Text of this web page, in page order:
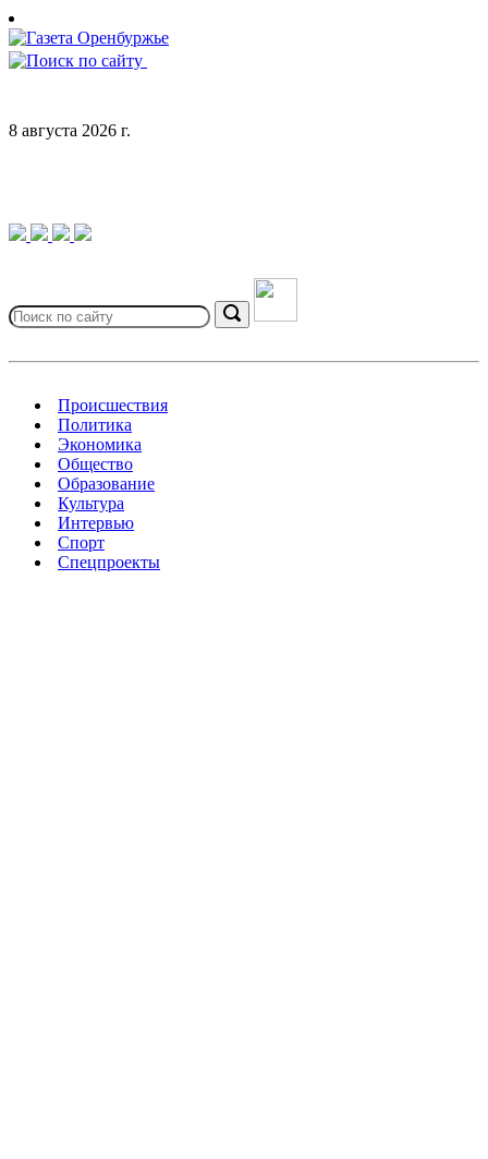
Skip
to
content
8 августа 2026 г.
for:
Search
Происшествия
Политика
Экономика
Общество
Образование
Культура
Интервью
Спорт
Спецпроекты